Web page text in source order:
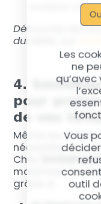
Les
ne
Vous
outil
soutenez une
Découvrez les
durables sur
4.
pour
de vos
Même les
nécessiter des
Chez
maximiser la
grâce à :